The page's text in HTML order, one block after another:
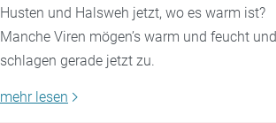
Husten und Halsweh jetzt, wo es warm ist?
Manche Viren mögen’s warm und feucht und
schlagen gerade jetzt zu.
mehr lesen